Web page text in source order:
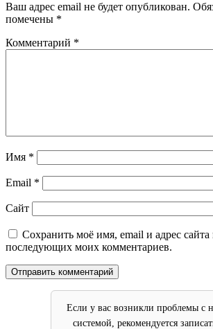
Ваш адрес email не будет опубликован.
помечены *
Комментарий *
Имя *
Email *
Сайт
Сохранить моё имя, email и адрес сайта
последующих моих комментариев.
Если у вас возникли проблемы с
системой, рекомендуется